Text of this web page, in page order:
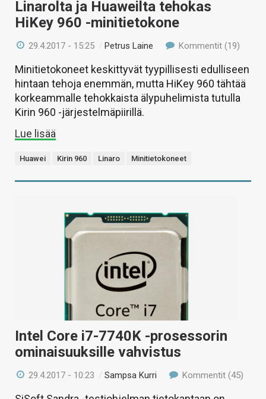
Linarolta ja Huaweilta tehokas
HiKey 960 -minitietokone
29.4.2017 - 15:25 /Petrus Laine Kommentit (19)
Minitietokoneet keskittyvät tyypillisesti edulliseen
hintaan tehoja enemmän, mutta HiKey 960 tähtää
korkeammalle tehokkaista älypuhelimista tutulla
Kirin 960 -järjestelmäpiirillä.
Lue lisää
Huawei Kirin 960 Linaro Minitietokoneet
Intel Core i7-7740K -prosessorin
ominaisuuksille vahvistus
29.4.2017 - 10:23 /Sampsa Kurri Kommentit (45)